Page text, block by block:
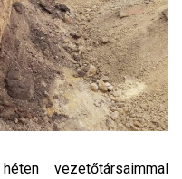
vezetőtársaimmal